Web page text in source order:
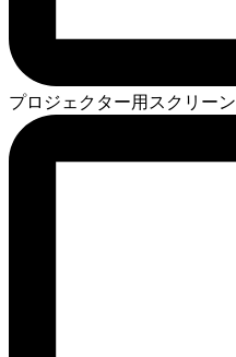
プロジェクター用スクリーン